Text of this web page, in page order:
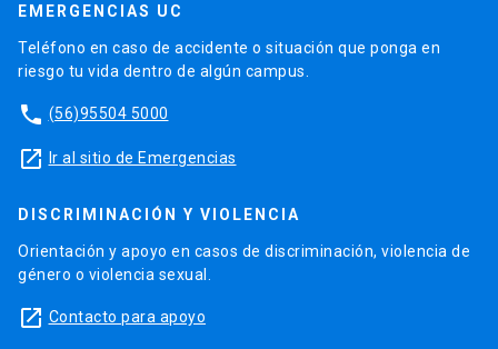
EMERGENCIAS UC
Teléfono en caso de accidente o situación que ponga en
riesgo tu vida dentro de algún campus.
phone (56)95504 5000
launch Ir al sitio de Emergencias
DISCRIMINACIÓN Y VIOLENCIA
Orientación y apoyo en casos de discriminación, violencia de
género o violencia sexual.
launch Contacto para apoyo